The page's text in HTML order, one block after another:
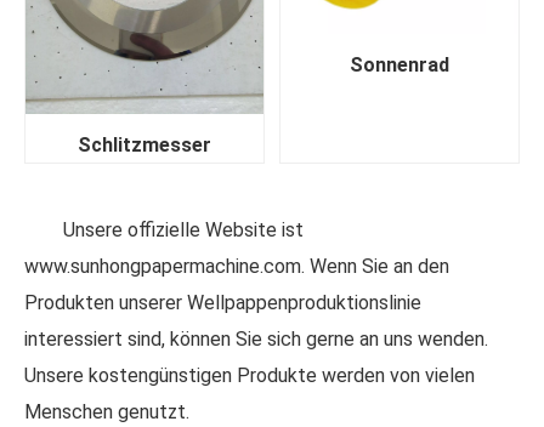
Schlitzmesser
Sonnenrad
Unsere offizielle Website ist
www.sunhongpapermachine.com. Wenn Sie an den
Produkten unserer Wellpappenproduktionslinie
interessiert sind, können Sie sich gerne an uns wenden.
Unsere kostengünstigen Produkte werden von vielen
Menschen genutzt.